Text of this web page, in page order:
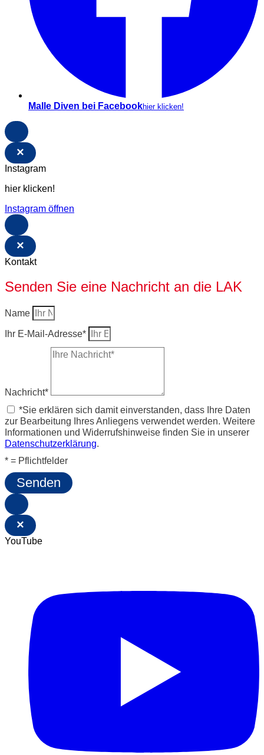
Malle Diven bei Facebookhier klicken!
×
Instagram
hier klicken!
Instagram öffnen
×
Kontakt
Senden Sie eine Nachricht an die LAK
Name
Ihr E-Mail-Adresse*
Nachricht*
*Sie erklären sich damit einverstanden, dass Ihre Daten
zur Bearbeitung Ihres Anliegens verwendet werden. Weitere
Informationen und Widerrufshinweise finden Sie in unserer
Datenschutzerklärung.
* = Pflichtfelder
Senden
×
YouTube